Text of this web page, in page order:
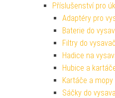
Příslušenství pro
Adaptéry pro
Baterie do
Filtry do
Hadice na
Hubice a
Kartáče a
Sáčky do